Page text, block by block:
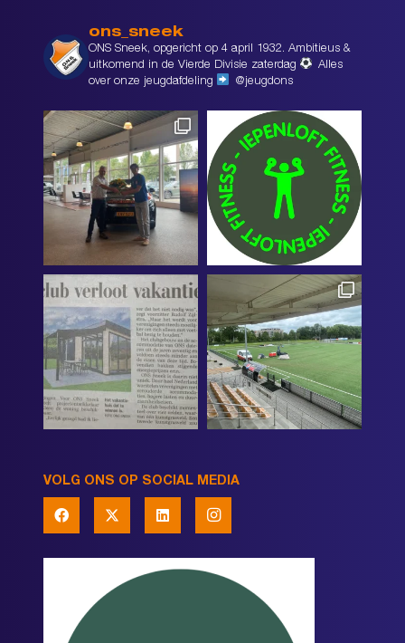
ons_sneek
ONS Sneek, opgericht op 4 april 1932. Ambitieus &
uitkomend in de Vierde Divisie zaterdag
Alles
over onze jeugdafdeling
@jeugdons
VOLG ONS OP SOCIAL MEDIA